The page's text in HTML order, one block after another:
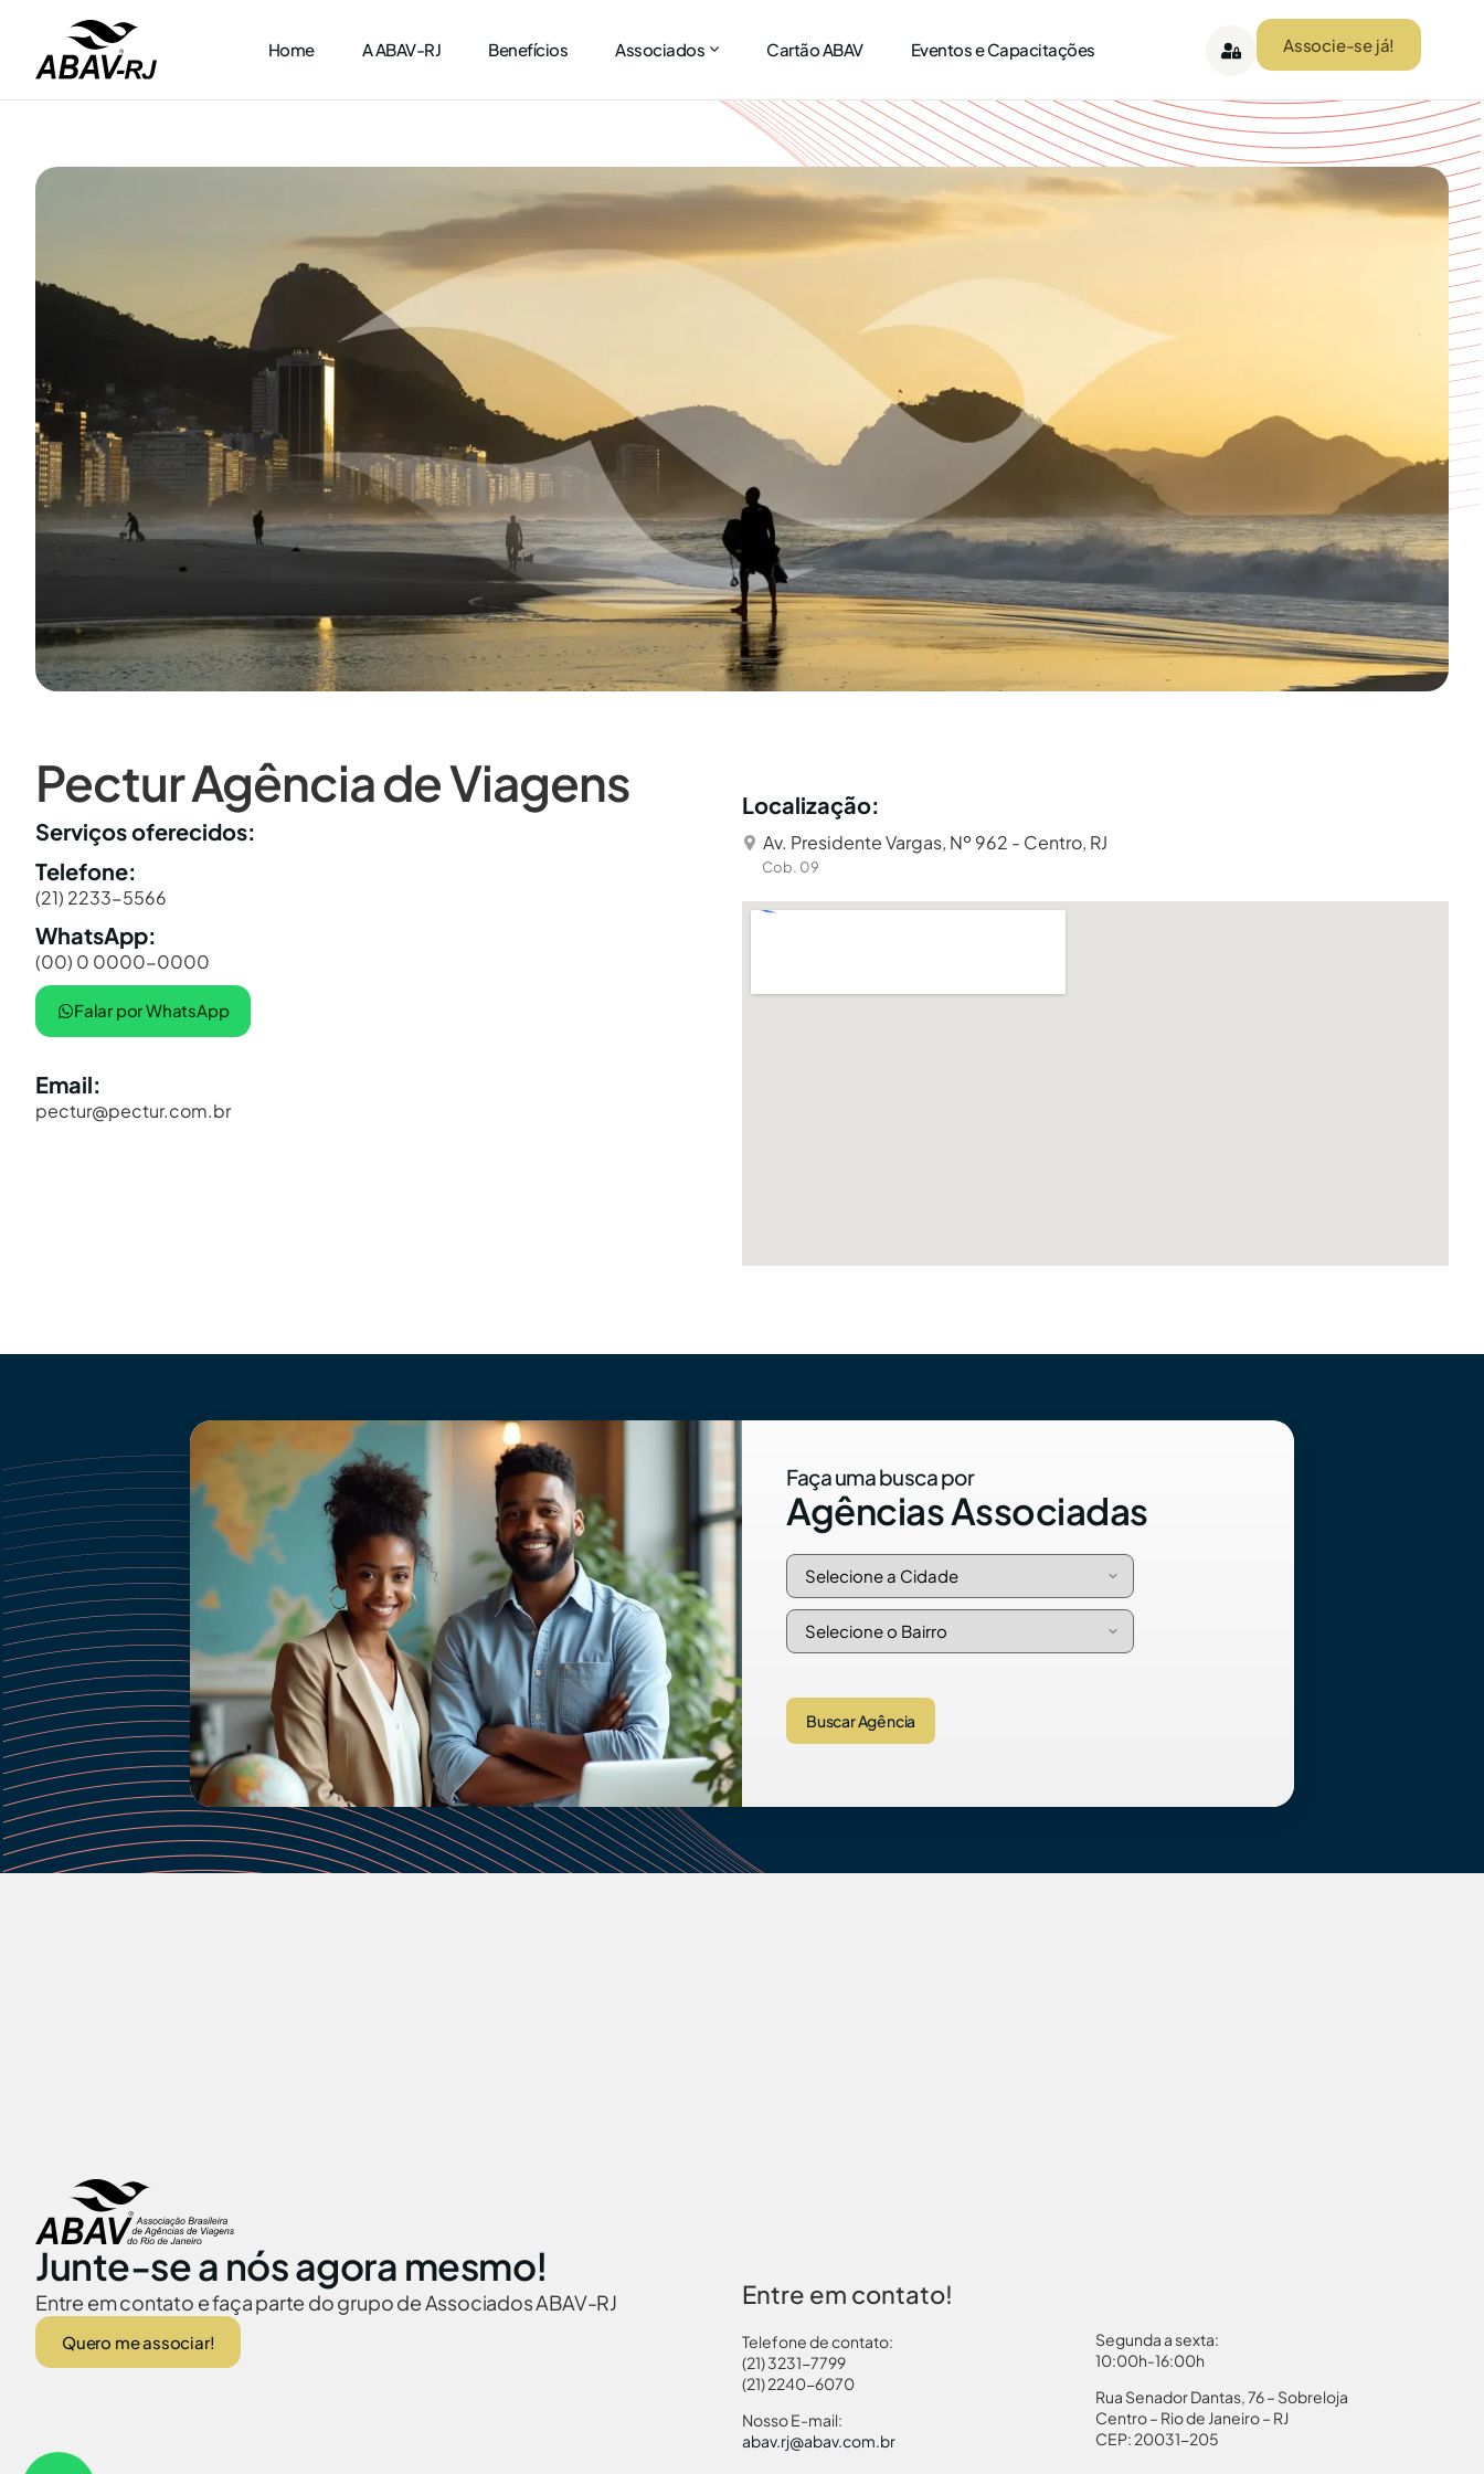
Home A ABAV-RJ Benefícios Associados Cartão ABAV Eventos e Capacitações Associe-se já!
Pectur Agência de Viagens
Serviços oferecidos:
Telefone:
(21) 2233-5566
WhatsApp:
(00) 0 0000-0000
Falar por WhatsApp
Email:
pectur@pectur.com.br
Localização:
Av. Presidente Vargas, Nº 962 - Centro, RJ
Cob. 09
Faça uma busca por
Agências Associadas
Buscar Agência
Junte-se a nós agora mesmo!
Entre em contato e faça parte do grupo de Associados ABAV-RJ
Quero me associar!
Entre em contato!
Telefone de contato:
(21) 3231-7799
(21) 2240-6070
Nosso E-mail:
abav.rj@abav.com.br
Segunda a sexta:
10:00h-16:00h
Rua Senador Dantas, 76 – Sobreloja
Centro – Rio de Janeiro – RJ
CEP: 20031-205
Autorização Menores